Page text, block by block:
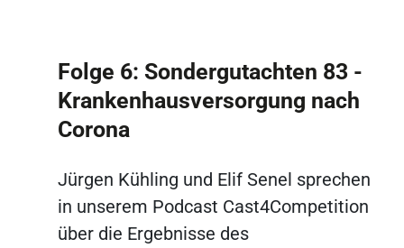
Folge 6: Sondergutachten 83 -
Krankenhausversorgung nach
Corona
Jürgen Kühling und Elif Senel sprechen
in unserem Podcast Cast4Competition
über die Ergebnisse des